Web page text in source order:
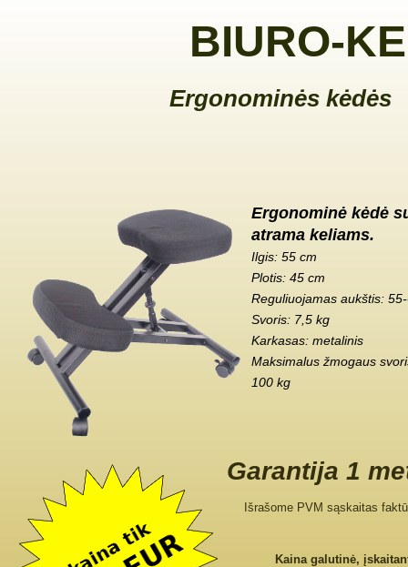
BIURO-
Ergonominės kėdės
Ergonominė kėdė
atrama keliams.
Ilgis: 55 cm
Plotis: 45 cm
Reguliuojamas aukštis:
Svoris: 7,5 kg
Karkasas: metalinis
Maksimalus žmogaus
100 kg
Garantija 1
Išrašome PVM sąskaitas
Kaina galutinė,